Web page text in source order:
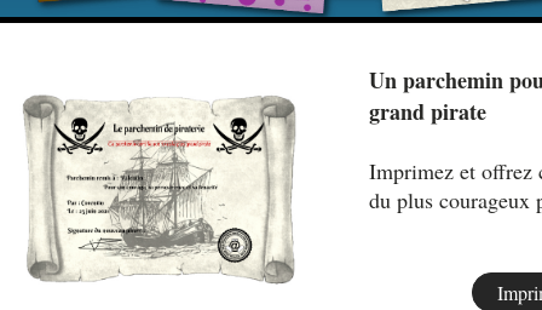
Un parchemin
grand pirate
Imprimez et offrez
du plus courageux